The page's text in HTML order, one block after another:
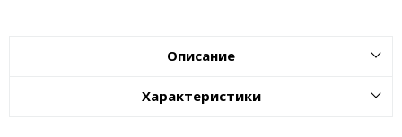
Описание
Характеристики